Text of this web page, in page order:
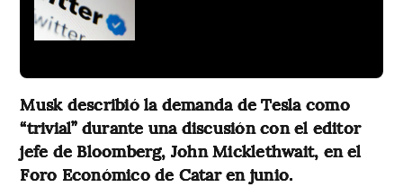
Musk describió la demanda de Tesla como
“trivial” durante una discusión con el editor
jefe de Bloomberg, John Micklethwait, en el
Foro Económico de Catar en junio.